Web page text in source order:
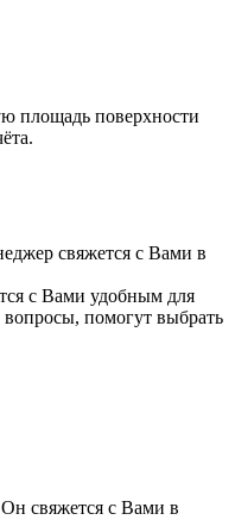
площадь поверхности
свяжется с Вами в
с Вами удобным для
помогут выбрать
свяжется с Вами в